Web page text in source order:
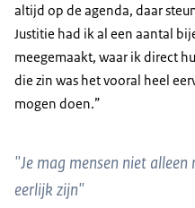
altijd op de agenda, daar
Justitie had ik al een aantal
meegemaakt, waar ik direct
die zin was het vooral heel
mogen doen.”
"Je mag mensen niet
eerlijk zijn"